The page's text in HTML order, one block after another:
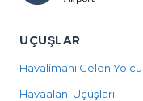
UÇUŞLAR
Havalimanı Gelen
Havaalanı Uçuşları